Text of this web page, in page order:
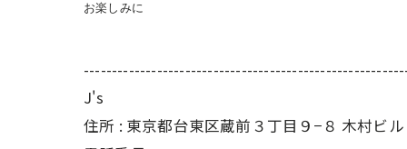
お楽しみに
J's
住所 : 東京都台東区蔵前３丁目９−８ 木村ビル